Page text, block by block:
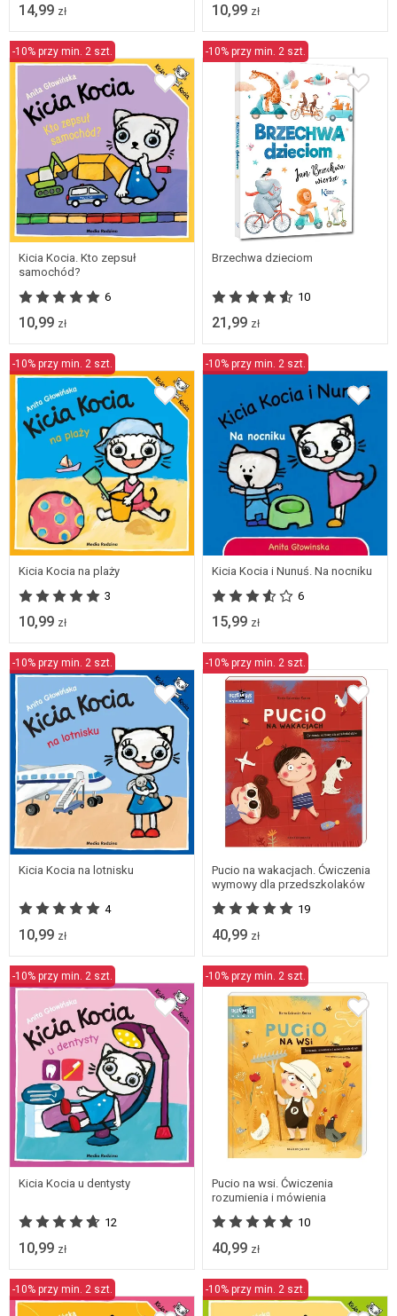
14,99 zł 10,99 zł
-10% przy min. 2 szt.
Kicia Kocia. Kto zepsuł
samochód?
6
10,99 zł
-10% przy min. 2 szt.
Brzechwa dzieciom
10
21,99 zł
-10% przy min. 2 szt.
Kicia Kocia na plaży
3
10,99 zł
-10% przy min. 2 szt.
Kicia Kocia i Nunuś. Na nocniku
6
15,99 zł
-10% przy min. 2 szt.
Kicia Kocia na lotnisku
4
10,99 zł
-10% przy min. 2 szt.
Pucio na wakacjach. Ćwiczenia
wymowy dla przedszkolaków
19
40,99 zł
-10% przy min. 2 szt.
Kicia Kocia u dentysty
12
10,99 zł
-10% przy min. 2 szt.
Pucio na wsi. Ćwiczenia
rozumienia i mówienia
10
40,99 zł
-10% przy min. 2 szt. -10% przy min. 2 szt.